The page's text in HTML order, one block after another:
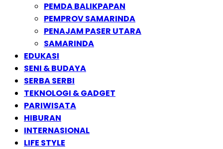
PEMDA BALIKPAPAN
PEMPROV SAMARINDA
PENAJAM PASER UTARA
SAMARINDA
EDUKASI
SENI & BUDAYA
SERBA SERBI
TEKNOLOGI & GADGET
PARIWISATA
HIBURAN
INTERNASIONAL
LIFE STYLE